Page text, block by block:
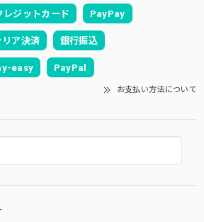
レジットカード PayPay
リア決済 銀行振込
easy PayPal
お支払い方法について